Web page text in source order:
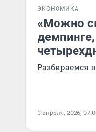
ЭКОНОМИКА
«Можно
Разбираемся
3 апреля, 2026,